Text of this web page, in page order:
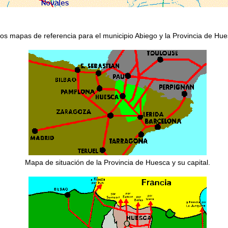
mapas de referencia para el municipio Abiego y la Provincia de
Mapa de situación de la Provincia de Huesca y su capital.